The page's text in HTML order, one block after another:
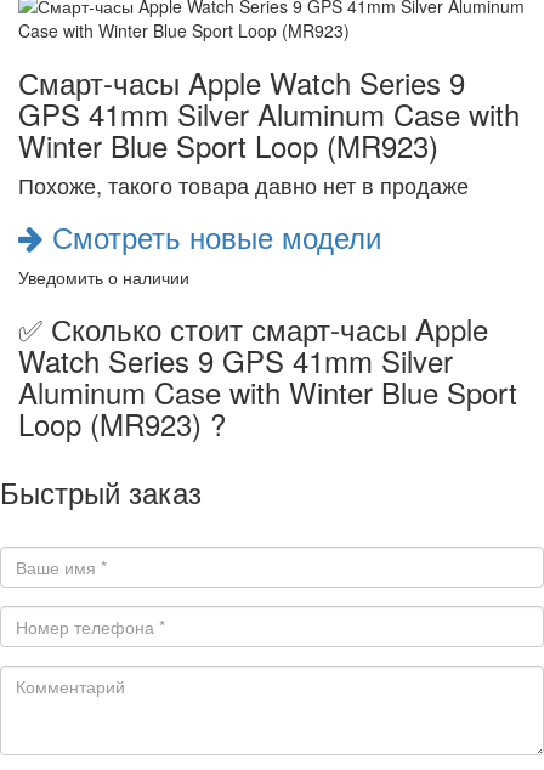
Смарт-часы Apple Watch Series 9
GPS 41mm Silver Aluminum Case with
Winter Blue Sport Loop (MR923)
Похоже, такого товара давно нет в продаже
Смотреть новые модели
Уведомить о наличии
✅ Сколько стоит смарт-часы Apple
Watch Series 9 GPS 41mm Silver
Aluminum Case with Winter Blue Sport
Loop (MR923) ?
Быстрый заказ